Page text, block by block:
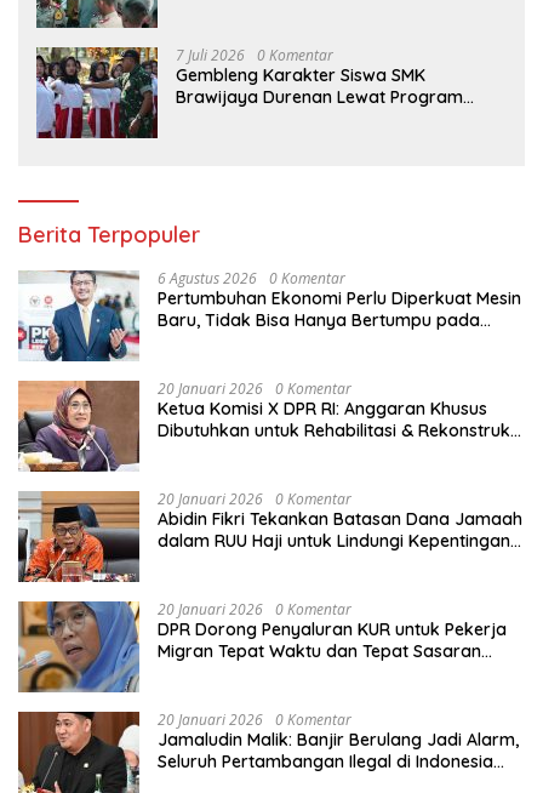
7 Juli 2026 0 Komentar
Gembleng Karakter Siswa SMK
Brawijaya Durenan Lewat Program
Berita Terpopuler
6 Agustus 2026 0 Komentar
Pertumbuhan Ekonomi Perlu Diperkuat Mesin
Baru, Tidak Bisa Hanya Bertumpu pada
20 Januari 2026 0 Komentar
Ketua Komisi X DPR RI: Anggaran Khusus
Dibutuhkan untuk Rehabilitasi & Rekonstruksi
20 Januari 2026 0 Komentar
Abidin Fikri Tekankan Batasan Dana Jamaah
dalam RUU Haji untuk Lindungi Kepentingan
20 Januari 2026 0 Komentar
DPR Dorong Penyaluran KUR untuk Pekerja
Migran Tepat Waktu dan Tepat Sasaran
20 Januari 2026 0 Komentar
Jamaludin Malik: Banjir Berulang Jadi Alarm,
Seluruh Pertambangan Ilegal di Indonesia